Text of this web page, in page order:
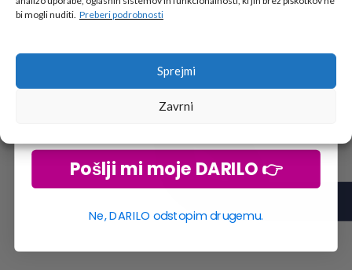
bi mogli nuditi. Preberi podrobnosti
Sprejmi
Zavrni
Vpiši podatke za prejem darila
Pošlji mi moje DARILO 👉
Ne, DARILO odstopim drugemu.